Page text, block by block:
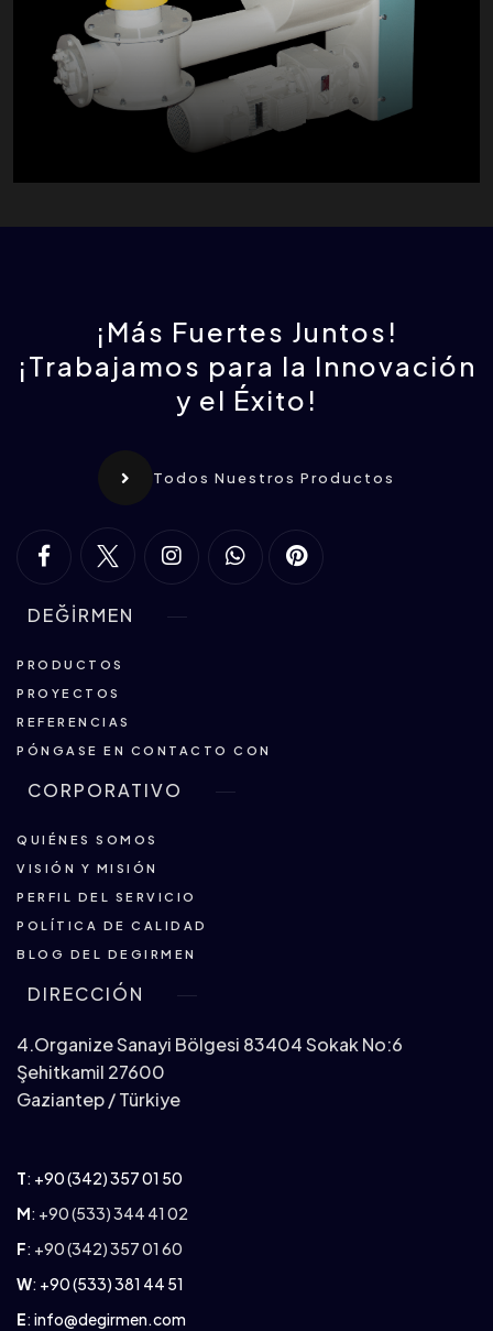
¡Más Fuertes Juntos!
¡Trabajamos para la Innovación
y el Éxito!
Todos Nuestros Productos
DEĞİRMEN
PRODUCTOS
PROYECTOS
REFERENCIAS
PÓNGASE EN CONTACTO CON
CORPORATIVO
QUIÉNES SOMOS
VISIÓN Y MISIÓN
PERFIL DEL SERVICIO
POLÍTICA DE CALIDAD
BLOG DEL DEGIRMEN
DIRECCIÓN
4.Organize Sanayi Bölgesi 83404 Sokak No:6
Şehitkamil 27600
Gaziantep / Türkiye
T: +90 (342) 357 01 50
M: +90 (533) 344 41 02
F: +90 (342) 357 01 60
W: +90 (533) 381 44 51
E: info@degirmen.com